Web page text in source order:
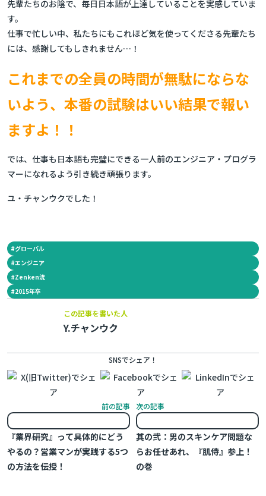
先輩たちのお陰で、毎日日本語が上達していることを実感していま
す。
仕事で忙しい中、私たちにもこれほど気を使ってくださる先輩たち
には、感謝してもしきれません…！
これまでの全員の時間が無駄にならな
いよう、本番の試験はいい結果で報い
ますよ！！
では、仕事も日本語も完璧にできる一人前のエンジニア・プログラ
マーになれるよう引き続き頑張ります。
ユ・チャンウクでした！
#グローバル
#エンジニア
#Zenken流
#2015年卒
この記事を書いた人
Y.チャンウク
SNSでシェア！
前の記事
『業界研究』って具体的にどう
やるの？営業マンが実践する5つ
の方法を伝授！
次の記事
其の弐：男のスキンケア問題な
らお任せあれ、『肌侍』参上！
の巻